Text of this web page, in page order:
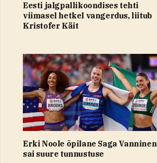
Eesti jalgpallikoondises tehti
viimasel hetkel vangerdus, liitub
Kristofer Käit
Erki Noole õpilane Saga Vanninen
sai suure tunnustuse